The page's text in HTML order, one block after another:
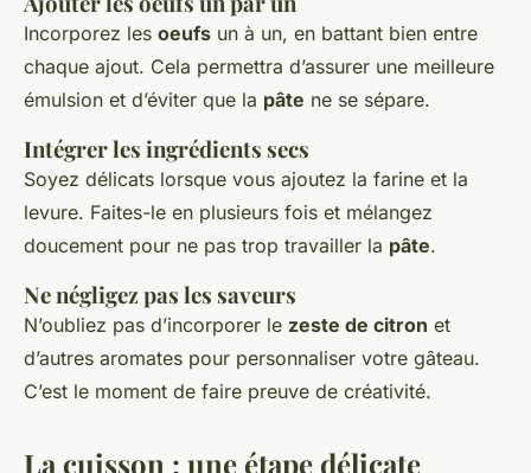
Incorporez les oeufs un à un, en battant bien entre
chaque ajout. Cela permettra d’assurer une meilleure
émulsion et d’éviter que la pâte ne se sépare.
Intégrer les ingrédients secs
Soyez délicats lorsque vous ajoutez la farine et la
levure. Faites-le en plusieurs fois et mélangez
doucement pour ne pas trop travailler la pâte.
Ne négligez pas les saveurs
N’oubliez pas d’incorporer le zeste de citron et
d’autres aromates pour personnaliser votre gâteau.
C’est le moment de faire preuve de créativité.
La cuisson : une étape délicate